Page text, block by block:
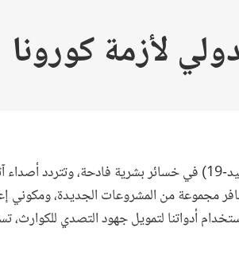
لأزمة كورونا
تسببت جائحة فيروس كورونا (كوفيد-19) في خسائر بشرية
مجموعة من المشروعات الجديدة، ومكوني
أدواتنا لتمويل جهود التصدي